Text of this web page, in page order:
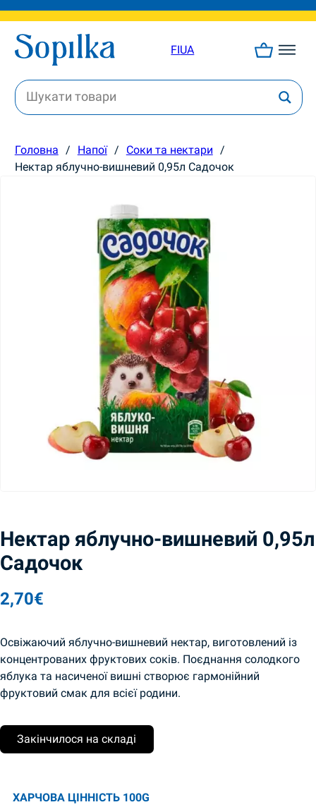
FIUA
Головна / Напої / Соки та нектари /
Нектар яблучно-вишневий 0,95л Садочок
Нектар яблучно-вишневий 0,95л
Садочок
2,70€
Освіжаючий яблучно-вишневий нектар, виготовлений із
концентрованих фруктових соків. Поєднання солодкого
яблука та насиченої вишні створює гармонійний
фруктовий смак для всієї родини.
Закінчилося на складі
ХАРЧОВА ЦІННІСТЬ 100G